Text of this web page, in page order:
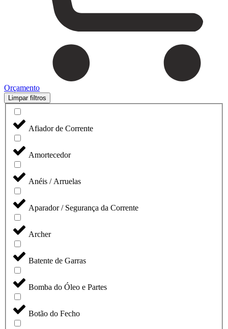
Orçamento
Limpar filtros
Afiador de Corrente
Amortecedor
Anéis / Arruelas
Aparador / Segurança da Corrente
Archer
Batente de Garras
Bomba do Óleo e Partes
Botão do Fecho